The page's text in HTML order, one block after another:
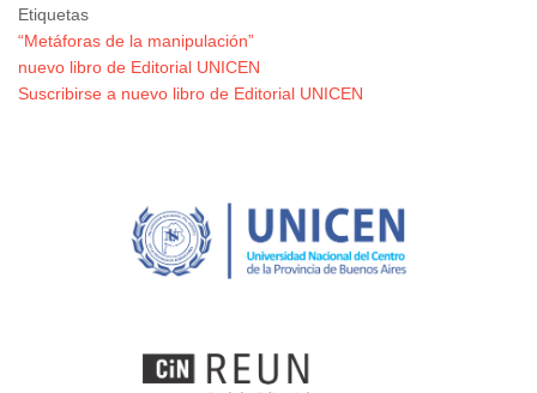
Etiquetas
“Metáforas de la manipulación”
nuevo libro de Editorial UNICEN
Suscribirse a nuevo libro de Editorial UNICEN